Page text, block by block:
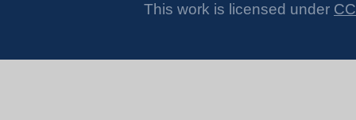
This work is licensed under